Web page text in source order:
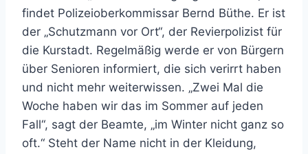
findet Polizeioberkommissar Bernd Büthe. Er ist
der „Schutzmann vor Ort“, der Revierpolizist für
die Kurstadt. Regelmäßig werde er von Bürgern
über Senioren informiert, die sich verirrt haben
und nicht mehr weiterwissen. „Zwei Mal die
Woche haben wir das im Sommer auf jeden
Fall“, sagt der Beamte, „im Winter nicht ganz so
oft.“ Steht der Name nicht in der Kleidung,